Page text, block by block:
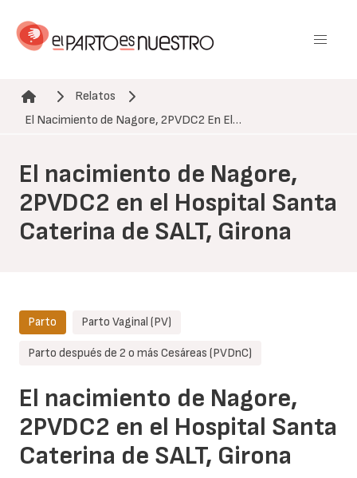
contenido
Ruta de navegación
Relatos
El Nacimiento de Nagore, 2PVDC2 En El…
El nacimiento de Nagore,
2PVDC2 en el Hospital Santa
Caterina de SALT, Girona
El nacimiento de Nagore,
2PVDC2 en el Hospital Santa
Caterina de SALT, Girona
Parto Parto Vaginal (PV)
Parto después de 2 o más Cesáreas (PVDnC)